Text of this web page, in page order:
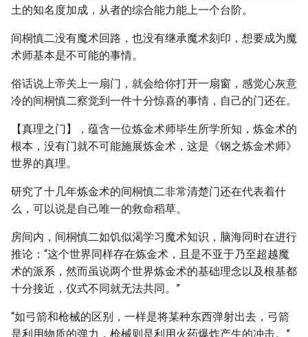
土的知名度加成，从者的综合能力能上一个台阶。
间桐慎二没有魔术回路，也没有继承魔术刻印，想要成为魔
术师基本是不可能的事情。
俗话说上帝关上一扇门，就会给你打开一扇窗，感觉心灰意
冷的间桐慎二察觉到一件十分惊喜的事情，自己的门还在。
【真理之门】，蕴含一位炼金术师毕生所学所知，炼金术的
根本，没有门就不可能施展炼金术，这是《钢之炼金术师》
世界的真理。
研究了十几年炼金术的间桐慎二非常清楚门还在代表着什
么，可以说是自己唯一的救命稻草。
房间内，间桐慎二如饥似渴学习魔术知识，脑海同时在进行
推论：“这个世界同样存在炼金术，且是不亚于乃至超越魔
术的派系，然而虽说两个世界炼金术的基础理念以及根基都
十分接近，仪式不同就无法共同。”
“如弓箭和枪械的区别，一样是将某种东西弹射出去，弓箭
是利用物质的弹力，枪械则是利用火药爆炸产生的冲击。”